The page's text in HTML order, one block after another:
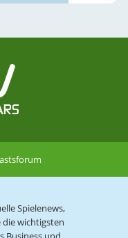
forum
Spielenews,
die wichtigsten